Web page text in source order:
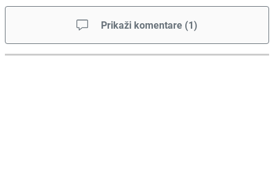
Prikaži komentare (1)